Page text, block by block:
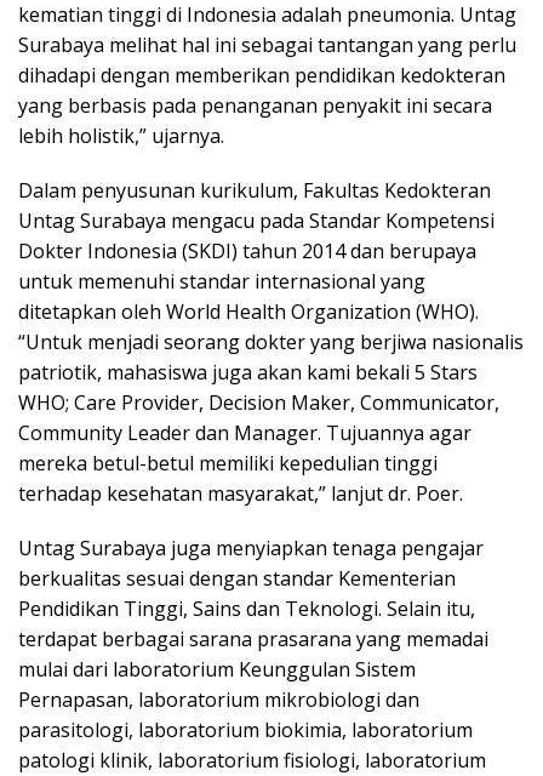
kematian tinggi di Indonesia adalah pneumonia. Untag
Surabaya melihat hal ini sebagai tantangan yang perlu
dihadapi dengan memberikan pendidikan kedokteran
yang berbasis pada penanganan penyakit ini secara
lebih holistik,” ujarnya.
Dalam penyusunan kurikulum, Fakultas Kedokteran
Untag Surabaya mengacu pada Standar Kompetensi
Dokter Indonesia (SKDI) tahun 2014 dan berupaya
untuk memenuhi standar internasional yang
ditetapkan oleh World Health Organization (WHO).
“Untuk menjadi seorang dokter yang berjiwa nasionalis
patriotik, mahasiswa juga akan kami bekali 5 Stars
WHO; Care Provider, Decision Maker, Communicator,
Community Leader dan Manager. Tujuannya agar
mereka betul-betul memiliki kepedulian tinggi
terhadap kesehatan masyarakat,” lanjut dr. Poer.
Untag Surabaya juga menyiapkan tenaga pengajar
berkualitas sesuai dengan standar Kementerian
Pendidikan Tinggi, Sains dan Teknologi. Selain itu,
terdapat berbagai sarana prasarana yang memadai
mulai dari laboratorium Keunggulan Sistem
Pernapasan, laboratorium mikrobiologi dan
parasitologi, laboratorium biokimia, laboratorium
patologi klinik, laboratorium fisiologi, laboratorium